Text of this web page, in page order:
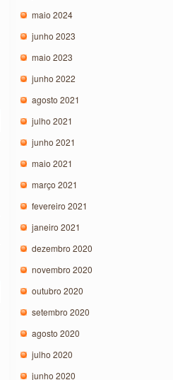
maio 2024
junho 2023
maio 2023
junho 2022
agosto 2021
julho 2021
junho 2021
maio 2021
março 2021
fevereiro 2021
janeiro 2021
dezembro 2020
novembro 2020
outubro 2020
setembro 2020
agosto 2020
julho 2020
junho 2020